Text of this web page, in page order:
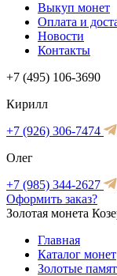
Выкуп монет
Оплата и
Новости
Контакты
+7 (495) 106-3690
Кирилл
+7 (926) 306-7474
Олег
+7 (985) 344-2627
Оформить заказ?
Золотая монета
Главная
Каталог монет
Золотые